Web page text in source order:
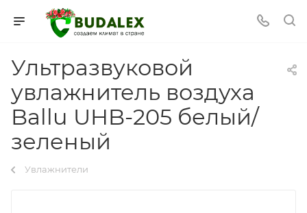
Ультразвуковой
увлажнитель воздуха
Ballu UHB-205 белый/
зеленый
Увлажнители